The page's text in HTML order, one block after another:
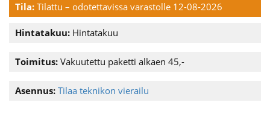
Tila: Tilattu – odotettavissa varastolle 12-08-2026
Hintatakuu: Hintatakuu
Toimitus: Vakuutettu paketti alkaen 45,-
Asennus: Tilaa teknikon vierailu